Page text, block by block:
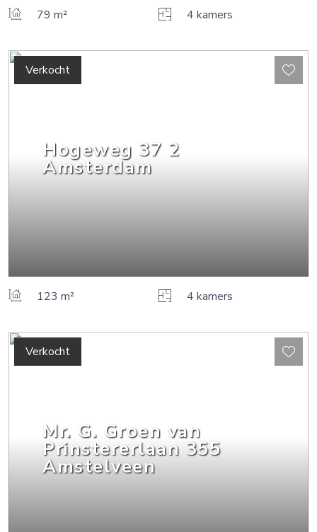
79 m² 4 kamers
Verkocht
Hogeweg 37 2
Amsterdam
123 m² 4 kamers
Verkocht
Mr. G. Groen van
Prinstererlaan 355
Amstelveen